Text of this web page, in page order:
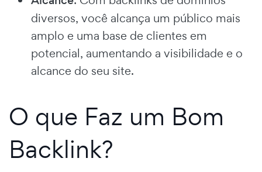
diversos, você alcança um público mais
amplo e uma base de clientes em
potencial, aumentando a visibilidade e o
alcance do seu site.
O que Faz um Bom
Backlink?